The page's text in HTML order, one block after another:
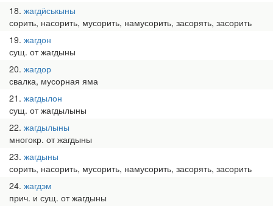
18 жагдӥськыны
сорить, насорить, мусорить, намусорить, засорять, засорить
19 жагдон
сущ. от жагдыны
20 жагдор
свалка, мусорная яма
21 жагдылон
сущ. от жагдылыны
22 жагдылыны
многокр. от жагдыны
23 жагдыны
сорить, насорить, мусорить, намусорить, засорять, засорить
24 жагдэм
прич. и сущ. от жагдыны